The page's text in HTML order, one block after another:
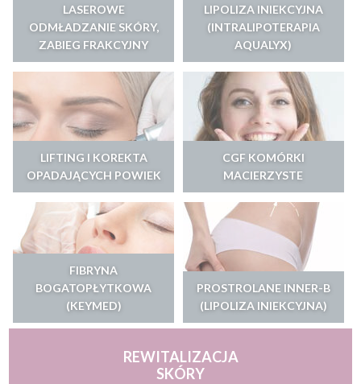
LASEROWE
ODMŁADZANIE SKÓRY,
ZABIEG FRAKCYJNY
LIPOLIZA INIEKCYJNA
(INTRALIPOTERAPIA
AQUALYX)
LIFTING I KOREKTA
OPADAJĄCYCH POWIEK
CGF KOMÓRKI
MACIERZYSTE
FIBRYNA
BOGATOPŁYTKOWA
(KEYMED)
PROSTROLANE INNER-B
(LIPOLIZA INIEKCYJNA)
REWITALIZACJA
SKÓRY